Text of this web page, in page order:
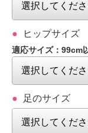
ヒップサイズ
適応サイズ：99cm
足のサイズ